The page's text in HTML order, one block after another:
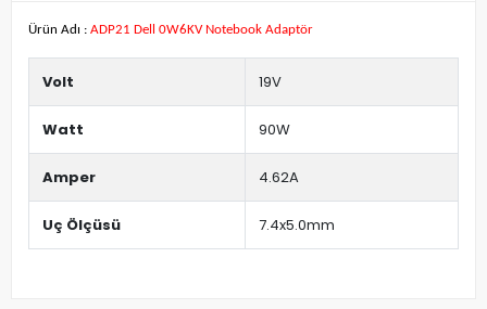
Ürün Adı : ADP21 Dell 0W6KV Notebook Adaptör
Volt 19V
Watt 90W
Amper 4.62A
Uç Ölçüsü 7.4x5.0mm